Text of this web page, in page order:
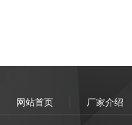
网站首页 厂家介绍